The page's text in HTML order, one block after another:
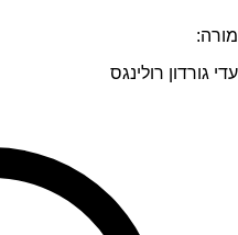
מורה:
עדי גורדון רולינגס